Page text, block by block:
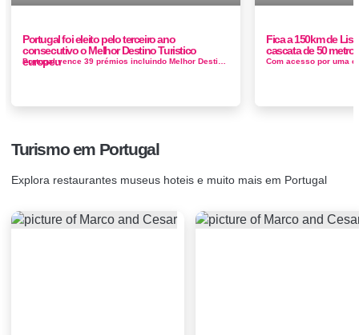
Portugal foi eleito pelo terceiro ano
consecutivo o Melhor Destino Turistico
europeu
Fica a 150km de
cascata de 50
Turismo em Portugal
Explora restaurantes museus hoteis e muito mais em Portugal